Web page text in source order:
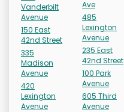
Vanderbilt
Avenue
150 East
42nd Street
335
Madison
Avenue
420
Lexington
Avenue
Ave
485
Lexington
Avenue
235 East
42nd Street
100 Park
Avenue
605 Third
Avenue